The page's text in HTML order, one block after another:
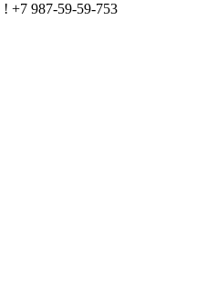
! +7 987-59-59-753